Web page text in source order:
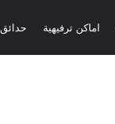
اماكن ترفيهية حدائق